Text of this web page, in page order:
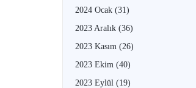
2024 Ocak (31)
2023 Aralık (36)
2023 Kasım (26)
2023 Ekim (40)
2023 Eylül (19)